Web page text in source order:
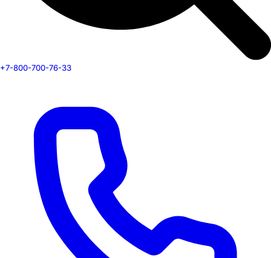
+7-800-700-76-33